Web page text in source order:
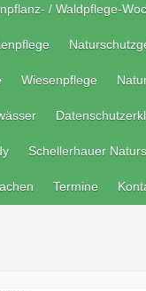
/ Waldpflege-
Wiesenpflege
Schellerhauer
Termine